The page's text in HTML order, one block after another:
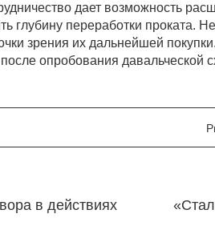
дает возможность
глубину переработки проката.
зрения их дальнейшей
после опробования
в действиях